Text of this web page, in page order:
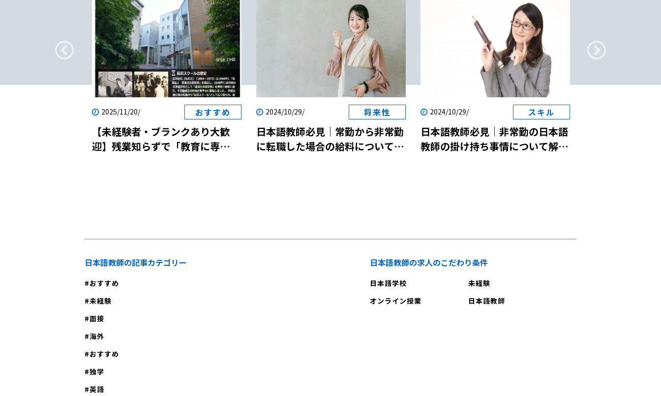
2025/11/20/ おすすめ
【未経験者・ブランクあり大歓
迎】残業知らずで「教育に専
2024/10/29/ 将来性
日本語教師必見｜常勤から非常勤
に転職した場合の給料について解
2024/10/29/ スキル
日本語教師必見｜非常勤の日本語
教師の掛け持ち事情について解
日本語教師の記事カテゴリー
おすすめ
未経験
面接
海外
おすすめ
独学
英語
日本語教師の求人のこだわり条件
日本語学校
未経験
オンライン授業
日本語教師